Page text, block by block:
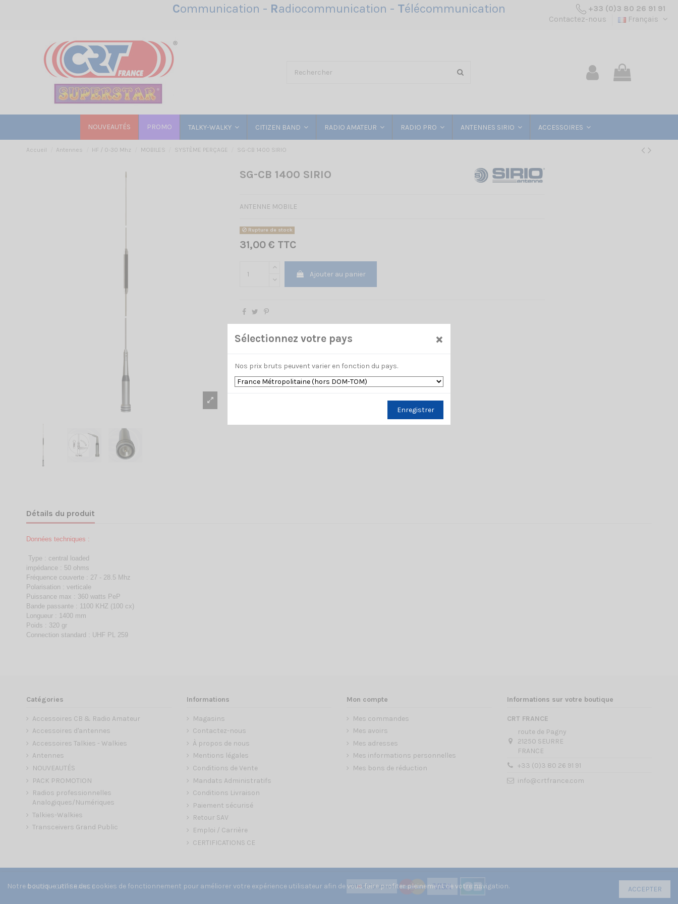
Communication - Radiocommunication - Télécommunication
+33 (0)3 80 26 91 91
Contactez-nous
Français
NOUVEAUTÉS PROMO TALKY-WALKY CITIZEN BAND RADIO AMATEUR RADIO PRO ANTENNES SIRIO ACCESSOIRES
Accueil Antennes HF / 0-30 Mhz MOBILES SYSTÈME PERÇAGE SG-CB 1400 SIRIO
SG-CB 1400 SIRIO
ANTENNE MOBILE
Rupture de stock
31,00 € TTC
Ajouter au panier
Détails du produit
Données techniques :
Type : central loaded
impédance : 50 ohms
Fréquence couverte : 27 - 28.5 Mhz
Polarisation : verticale
Puissance max : 360 watts PeP
Bande passante : 1100 KHZ (100 cx)
Longueur : 1400 mm
Poids : 320 gr
Connection standard : UHF PL 259
Catégories
Accessoires CB & Radio Amateur
Accessoires d'antennes
Accessoires Talkies - Walkies
Antennes
NOUVEAUTÉS
PACK PROMOTION
Radios professionnelles
Analogiques/Numériques
Talkies-Walkies
Transceivers Grand Public
Informations
Magasins
Contactez-nous
À propos de nous
Mentions légales
Conditions de Vente
Mandats Administratifs
Conditions Livraison
Paiement sécurisé
Retour SAV
Emploi / Carrière
CERTIFICATIONS CE
Mon compte
Mes commandes
Mes avoirs
Mes adresses
Mes informations personnelles
Mes bons de réduction
Informations sur votre boutique
CRT FRANCE
route de Pagny
21250 SEURRE
FRANCE
+33 (0)3 80 26 91 91
info@crtfrance.com
Sélectionnez votre pays ×
Nos prix bruts peuvent varier en fonction du pays.
Enregistrer
© 2025 - CRT FRANCE
Notre boutique utilise des cookies de fonctionnement pour améliorer votre expérience utilisateur afin de vous faire profiter pleinement de votre navigation. ACCEPTER